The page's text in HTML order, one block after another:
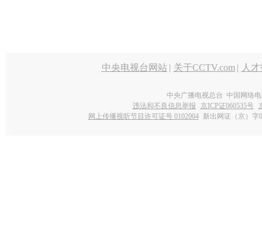
中央电视台网站 | 关于CCTV.com | 人
中央广播电视总台 中国网络
违法和不良信息举报
京ICP证060535号
网上传播视听节目许可证号 0102004 新出网证（京）